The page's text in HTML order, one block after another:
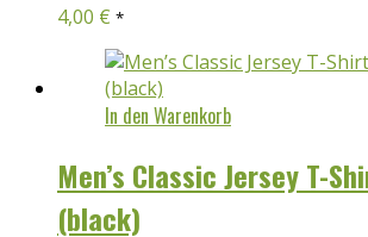
4,00 € *
In den Warenkorb
Men’s Classic Jersey T-
(black)